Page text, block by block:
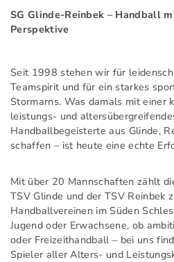
SG Glinde-Reinbek – Handball
Perspektive
Seit 1998 stehen wir für
Teamspirit und für ein starkes
Stormarns. Was damals mit einer
leistungs- und
Handballbegeisterte aus Glinde,
schaffen – ist heute eine echte
Mit über 20 Mannschaften zählt
TSV Glinde und der TSV Reinbek
Handballvereinen im Süden
Jugend oder Erwachsene, ob
oder Freizeithandball – bei uns
Spieler aller Alters- und